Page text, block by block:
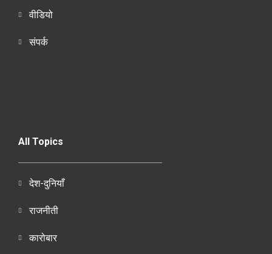
वीडियो
संपर्क
All Topics
देश-दुनियाँ
राजनीती
कारोबार